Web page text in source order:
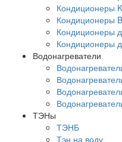
Кондиционеры
Кондиционеры
Кондиционеры
Кондиционеры
Водонагреватели
ТЭНы
ТЭНБ
Тэн на воду